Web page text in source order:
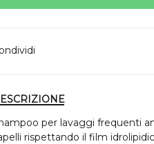
per lavaggi frequenti
rispettando il film